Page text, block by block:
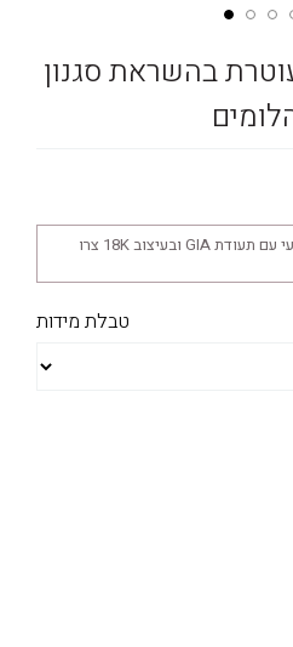
בהשראת סגנון
להצעת מחיר ליהלום טבעי עם תעודת GIA ובעיצוב 18K צרו
טבלת מידות